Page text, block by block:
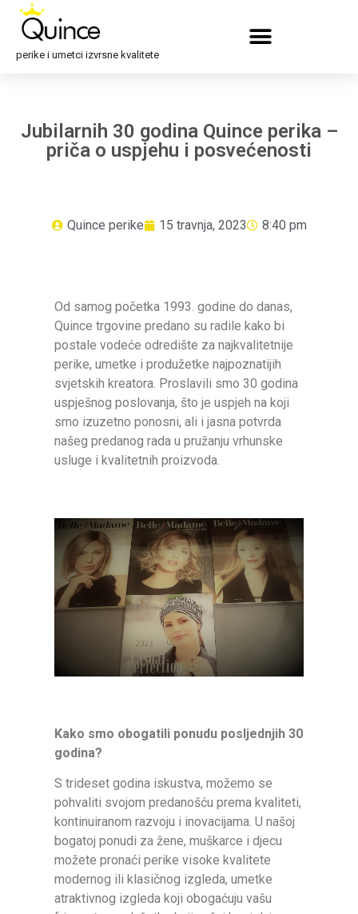
perike i umetci izvrsne kvalitete
Jubilarnih 30 godina Quince perika –
priča o uspjehu i posvećenosti
Quince perike 15 travnja, 2023 8:40 pm
Od samog početka 1993. godine do danas,
Quince trgovine predano su radile kako bi
postale vodeće odredište za najkvalitetnije
perike, umetke i produžetke najpoznatijih
svjetskih kreatora. Proslavili smo 30 godina
uspješnog poslovanja, što je uspjeh na koji
smo izuzetno ponosni, ali i jasna potvrda
našeg predanog rada u pružanju vrhunske
usluge i kvalitetnih proizvoda.
Kako smo obogatili ponudu posljednjih 30
godina?
S trideset godina iskustva, možemo se
pohvaliti svojom predanošću prema kvaliteti,
kontinuiranom razvoju i inovacijama. U našoj
bogatoj ponudi za žene, muškarce i djecu
možete pronaći perike visoke kvalitete
modernog ili klasičnog izgleda, umetke
atraktivnog izgleda koji obogaćuju vašu